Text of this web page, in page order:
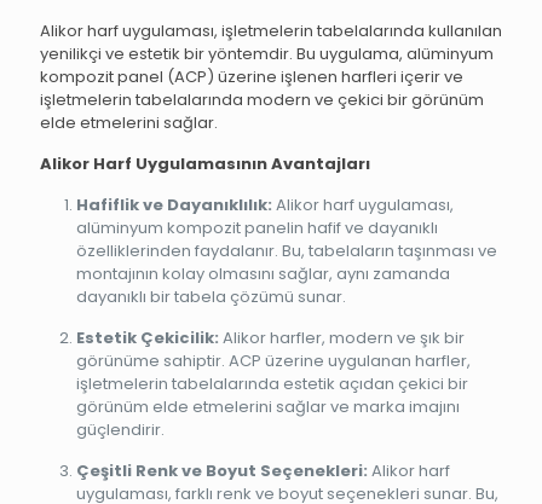
Alikor harf uygulaması, işletmelerin tabelalarında kullanılan
yenilikçi ve estetik bir yöntemdir. Bu uygulama, alüminyum
kompozit panel (ACP) üzerine işlenen harfleri içerir ve
işletmelerin tabelalarında modern ve çekici bir görünüm
elde etmelerini sağlar.
Alikor Harf Uygulamasının Avantajları
Hafiflik ve Dayanıklılık: Alikor harf uygulaması,
alüminyum kompozit panelin hafif ve dayanıklı
özelliklerinden faydalanır. Bu, tabelaların taşınması ve
montajının kolay olmasını sağlar, aynı zamanda
dayanıklı bir tabela çözümü sunar.
Estetik Çekicilik: Alikor harfler, modern ve şık bir
görünüme sahiptir. ACP üzerine uygulanan harfler,
işletmelerin tabelalarında estetik açıdan çekici bir
görünüm elde etmelerini sağlar ve marka imajını
güçlendirir.
Çeşitli Renk ve Boyut Seçenekleri: Alikor harf
uygulaması, farklı renk ve boyut seçenekleri sunar. Bu,